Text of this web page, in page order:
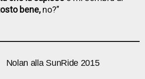
bene,no?”
Nolan alla SunRide 2015